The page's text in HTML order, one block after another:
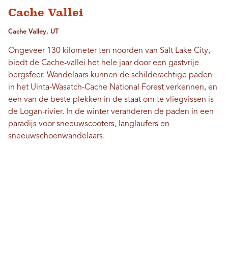
Cache Vallei
Cache Valley, UT
Ongeveer 130 kilometer ten noorden van Salt Lake City,
biedt de Cache-vallei het hele jaar door een gastvrije
bergsfeer. Wandelaars kunnen de schilderachtige paden
in het Uinta-Wasatch-Cache National Forest verkennen, en
een van de beste plekken in de staat om te vliegvissen is
de Logan-rivier. In de winter veranderen de paden in een
paradijs voor sneeuwscooters, langlaufers en
sneeuwschoenwandelaars.